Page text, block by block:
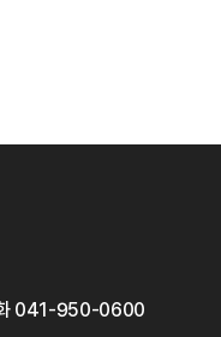
041-950-0600